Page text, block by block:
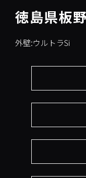
徳島県板
外壁:ウルトラSi